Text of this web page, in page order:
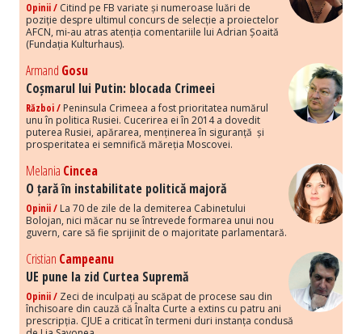
Opinii / Citind pe FB variate și numeroase luări de
poziție despre ultimul concurs de selecție a proiectelor
AFCN, mi-au atras atenția comentariile lui Adrian Șoaită
(Fundația Kulturhaus).
Armand Gosu
Coșmarul lui Putin: blocada Crimeei
Război / Peninsula Crimeea a fost prioritatea numărul
unu în politica Rusiei. Cucerirea ei în 2014 a dovedit
puterea Rusiei, apărarea, menținerea în siguranță și
prosperitatea ei semnifică măreția Moscovei.
Melania Cincea
O țară în instabilitate politică majoră
Opinii / La 70 de zile de la demiterea Cabinetului
Bolojan, nici măcar nu se întrevede formarea unui nou
guvern, care să fie sprijinit de o majoritate parlamentară.
Cristian Campeanu
UE pune la zid Curtea Supremă
Opinii / Zeci de inculpați au scăpat de procese sau din
închisoare din cauză că Înalta Curte a extins cu patru ani
prescripția. CJUE a criticat în termeni duri instanța condusă